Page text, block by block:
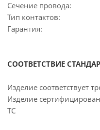
Сечение провода:
Тип контактов:
Гарантия:
СООТВЕТСТВИЕ
Изделие соответствует
Изделие
ТС